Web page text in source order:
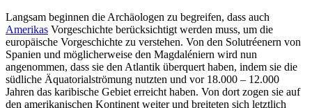
Langsam beginnen die Archäologen zu begreifen, dass auch
Amerikas Vorgeschichte berücksichtigt werden muss, um die
europäische Vorgeschichte zu verstehen. Von den Solutréenern von
Spanien und möglicherweise den Magdaléniern wird nun
angenommen, dass sie den Atlantik überquert haben, indem sie die
südliche Äquatorialströmung nutzten und vor 18.000 – 12.000
Jahren das karibische Gebiet erreicht haben. Von dort zogen sie auf
den amerikanischen Kontinent weiter und breiteten sich letztlich